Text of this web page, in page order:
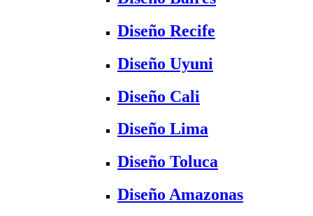
Diseño Recife
Diseño Uyuni
Diseño Cali
Diseño Lima
Diseño Toluca
Diseño Amazonas